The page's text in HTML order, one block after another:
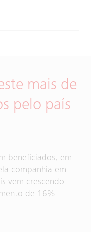
mais de
pelo país
beneficiados, em
companhia em
vem crescendo
de 16%